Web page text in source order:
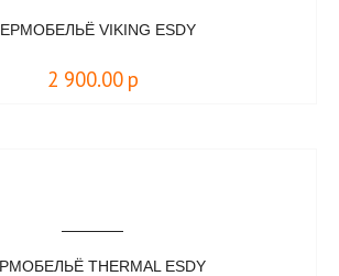
VIKING ESDY
2 900.00 р
THERMAL ESDY